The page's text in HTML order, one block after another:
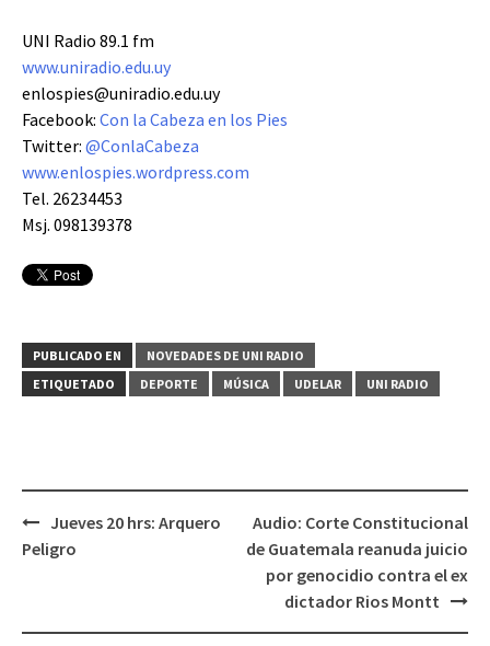
UNI Radio 89.1 fm
www.uniradio.edu.uy
enlospies@uniradio.edu.uy
Facebook: Con la Cabeza en los Pies
Twitter: @ConlaCabeza
www.enlospies.wordpress.com
Tel. 26234453
Msj. 098139378
PUBLICADO EN
NOVEDADES DE UNI RADIO
ETIQUETADO
DEPORTE MÚSICA UDELAR UNI RADIO
Navegación
Jueves 20 hrs: Arquero
Peligro
Audio: Corte Constitucional
de Guatemala reanuda juicio
por genocidio contra el ex
dictador Rios Montt